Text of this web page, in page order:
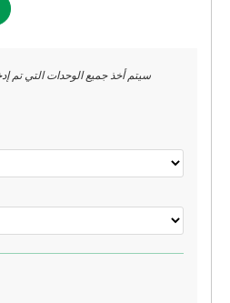
* سيتم أخذ جميع الوحدات التي تم